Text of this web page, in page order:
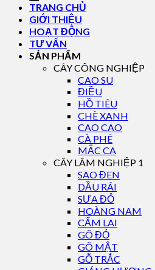
TRANG CHỦ
GIỚI THIỆU
HOẠT ĐỘNG
TƯ VẤN
SẢN PHẨM
CÂY CÔNG NGHIỆP
CAO SU
ĐIỀU
HỒ TIÊU
CHÈ XANH
CAO CAO
CÀ PHÊ
MẮC CA
CÂY LÂM NGHIỆP 1
SAO ĐEN
DẦU RÁI
SƯA ĐỎ
HOÀNG NAM
CẨM LAI
GÕ ĐỎ
GÕ MẬT
GỖ TRẮC